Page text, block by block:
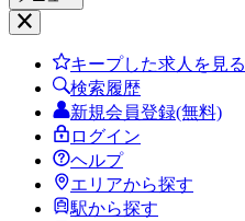
キープした求人を見る
検索履歴
新規会員登録(無料)
ログイン
ヘルプ
エリアから探す
駅から探す